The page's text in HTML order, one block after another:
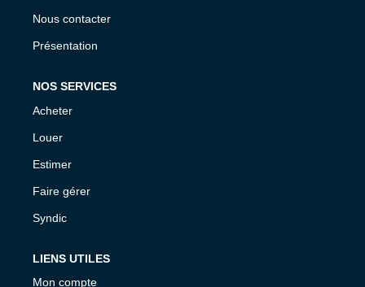
Nous contacter
Présentation
NOS SERVICES
Acheter
Louer
Estimer
Faire gérer
Syndic
LIENS UTILES
Mon compte